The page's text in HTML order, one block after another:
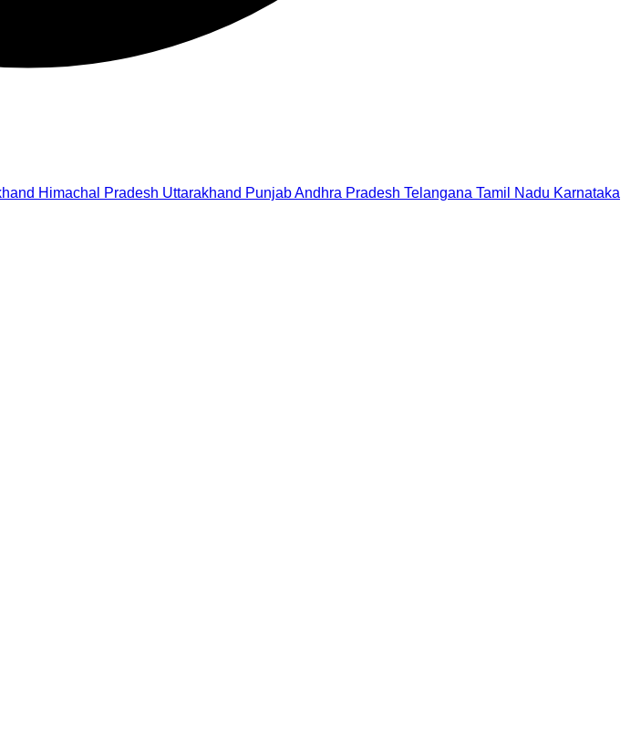
Himachal Pradesh Uttarakhand PunjabAndhra Pradesh Telangana Tamil Nadu Karnataka